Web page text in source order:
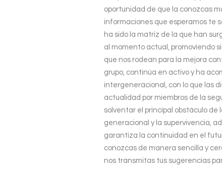
oportunidad de que la conozcas
informaciones que esperamos te
ha sido la matriz de la que han
al momento actual, promoviendo
que nos rodean para la mejora
grupo, continúa en activo y ha
intergeneracional, con lo que las
actualidad por miembros de la
solventar el principal obstáculo de
generacional y la supervivencia,
garantiza la continuidad en el
conozcas de manera sencilla y
nos transmitas tus sugerencias